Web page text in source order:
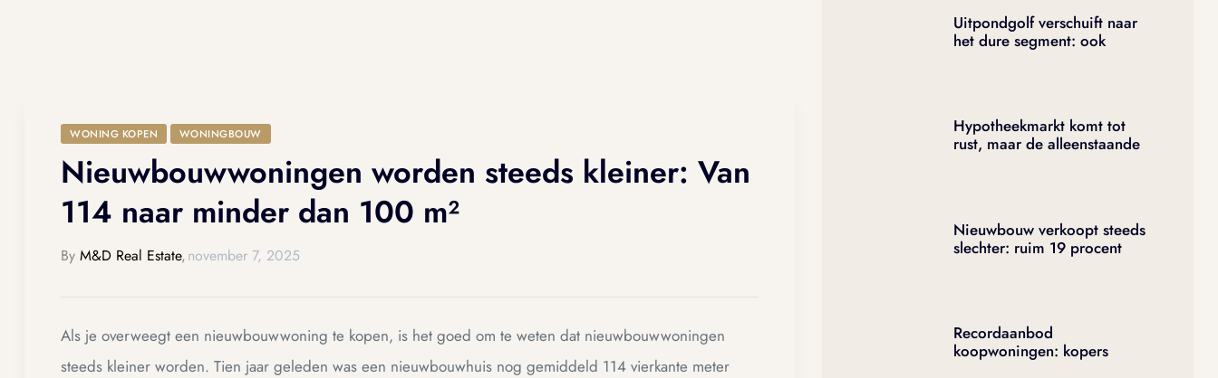
WONING KOPEN WONINGBOUW
Nieuwbouwwoningen worden steeds kleiner: Van
114 naar minder dan 100 m²
By M&D Real Estate,november 7, 2025
Als je overweegt een nieuwbouwwoning te kopen, is het goed om te weten dat nieuwbouwwoningen
steeds kleiner worden. Tien jaar geleden was een nieuwbouwhuis nog gemiddeld 114 vierkante meter
Uitpondgolf verschuift naar
het dure segment: ook
Hypotheekmarkt komt tot
rust, maar de alleenstaande
Nieuwbouw verkoopt steeds
slechter: ruim 19 procent
Recordaanbod
koopwoningen: kopers